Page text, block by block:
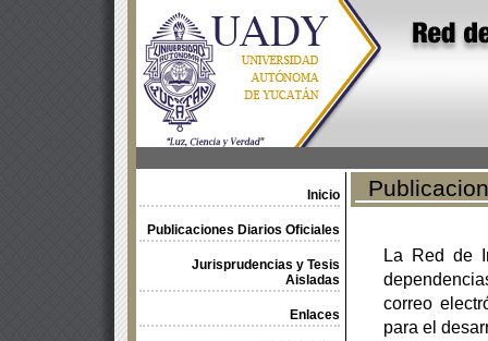
Inicio
Publicaciones Diarios Oficiales
Jurisprudencias y Tesis
Aisladas
Enlaces
La Red de
correo
para el